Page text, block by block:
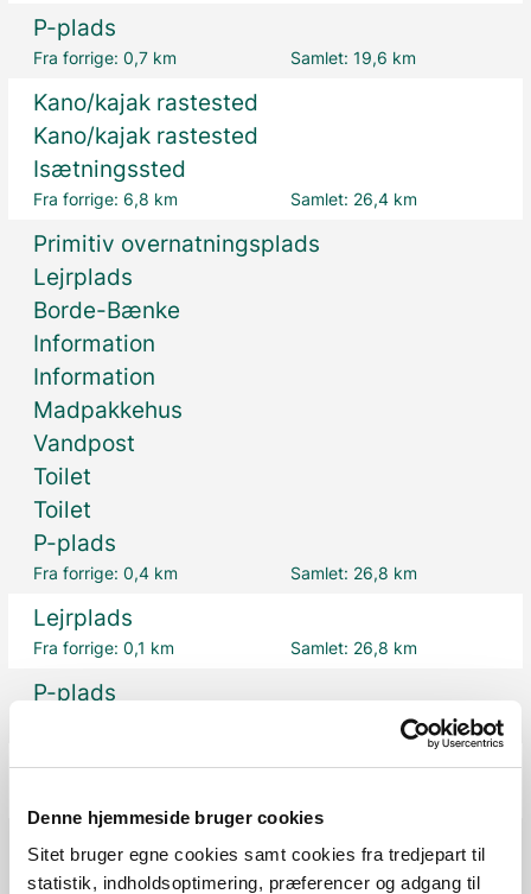
Denne hjemmeside bruger cookies
Sitet bruger egne cookies samt cookies fra tredjepart til
statistik, indholdsoptimering, præferencer og adgang til
P-plads
Fra forrige:0,7 km Samlet: 19,6 km
Kano/kajak rastested
Kano/kajak rastested
Isætningssted
Fra forrige:6,8 km Samlet: 26,4 km
Primitiv overnatningsplads
Lejrplads
Borde-Bænke
Information
Information
Madpakkehus
Vandpost
Toilet
Toilet
P-plads
Fra forrige:0,4 km Samlet: 26,8 km
Lejrplads
Fra forrige:0,1 km Samlet: 26,8 km
P-plads
27,6 km
P-plads
Bålplads
P-plads